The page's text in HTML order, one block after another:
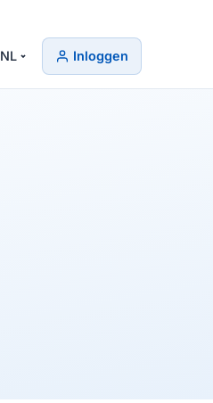
NL Inloggen